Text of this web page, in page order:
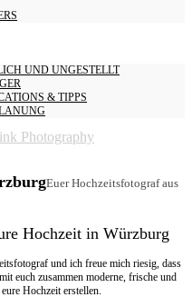
UND UNGESTELLT
& TIPPS
Euer Hochzeitsfotograf aus
Hochzeit in Würzburg
und ich freue mich riesig, dass
euch zusammen moderne, frische und
Hochzeit erstellen.